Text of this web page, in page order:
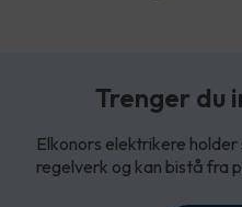
Trenger du
Elkonors elektrikere
regelverk og kan bistå fra